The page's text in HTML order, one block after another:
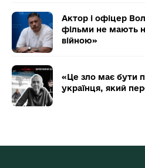
Актор і офіцер
фільми не мають
війною»
«Це зло має бути
українця, який